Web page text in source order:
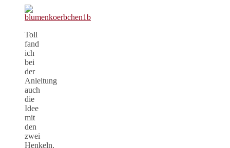
Toll
fand
ich
bei
der
Anleitung
auch
die
Idee
mit
den
zwei
Henkeln.